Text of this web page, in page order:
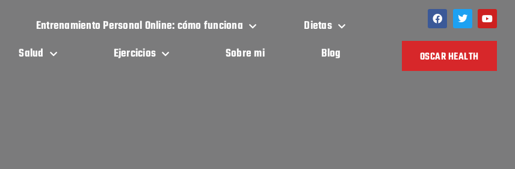
Entrenamiento Personal Online: cómo funciona
Dietas
Salud Ejercicios Sobre mi Blog OSCAR HEALTH